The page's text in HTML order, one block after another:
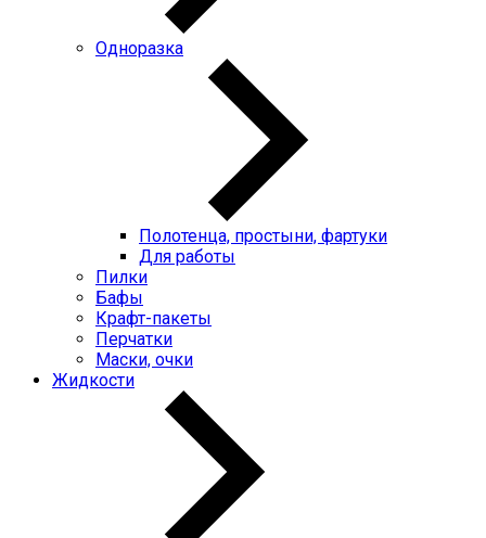
Одноразка
Полотенца, простыни, фартуки
Для работы
Пилки
Бафы
Крафт-пакеты
Перчатки
Маски, очки
Жидкости